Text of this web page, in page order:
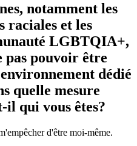
notamment les
raciales et les
LGBTQIA+,
pas pouvoir être
dédié
quelle mesure
qui vous êtes?
d'être moi-même.